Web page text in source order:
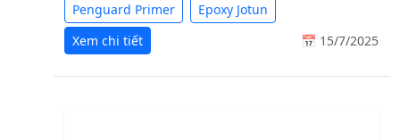
Penguard Primer
Epoxy Jotun
Xem chi tiết
📅 15/7/2025